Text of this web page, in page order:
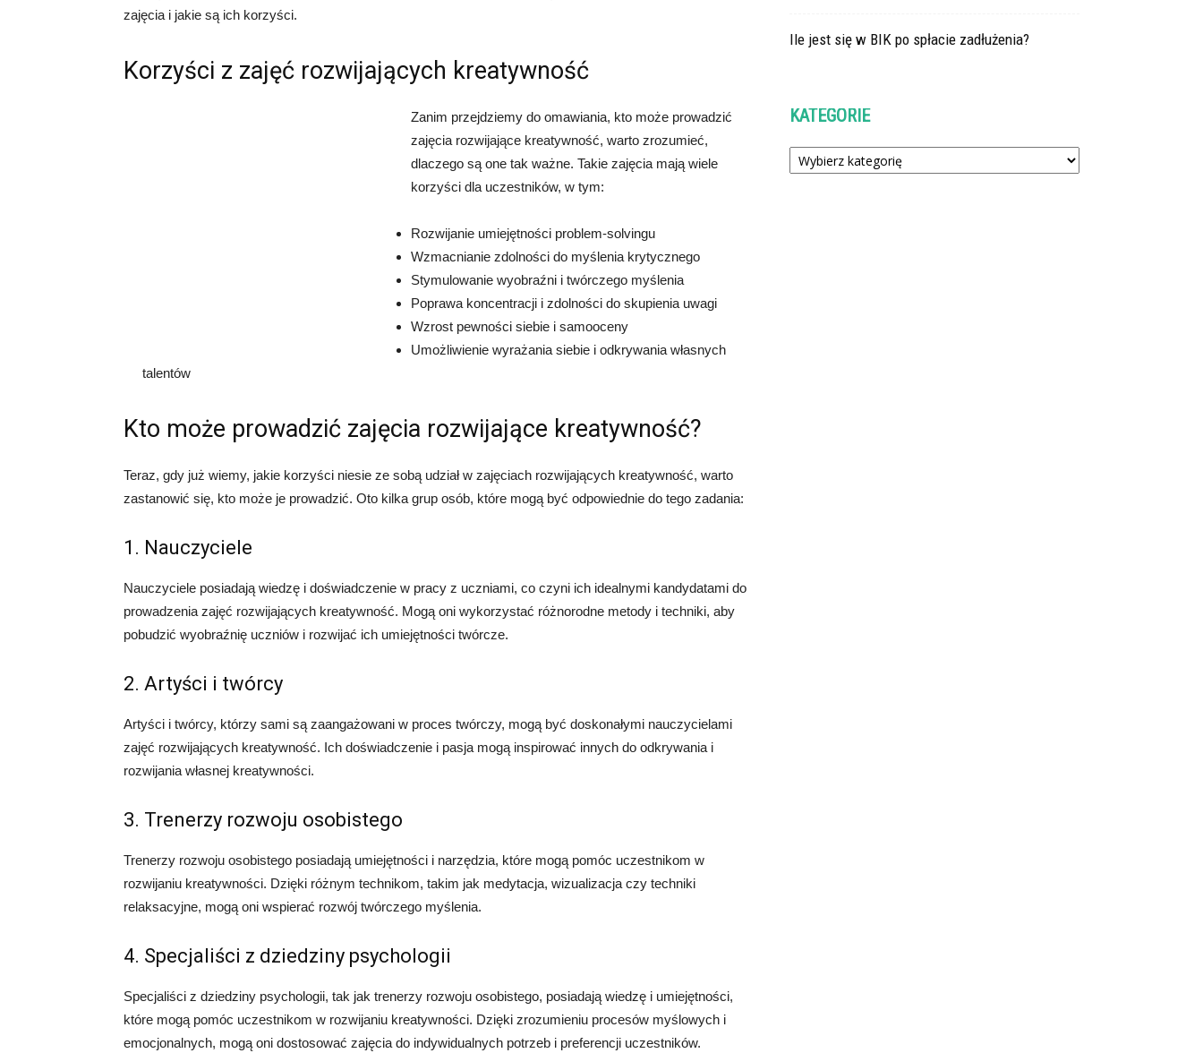
zajęcia i jakie są ich korzyści.
Korzyści z zajęć rozwijających kreatywność
Zanim przejdziemy do omawiania, kto może prowadzić
zajęcia rozwijające kreatywność, warto zrozumieć,
dlaczego są one tak ważne. Takie zajęcia mają wiele
korzyści dla uczestników, w tym:
Rozwijanie umiejętności problem-solvingu
Wzmacnianie zdolności do myślenia krytycznego
Stymulowanie wyobraźni i twórczego myślenia
Poprawa koncentracji i zdolności do skupienia uwagi
Wzrost pewności siebie i samooceny
Umożliwienie wyrażania siebie i odkrywania własnych
talentów
Kto może prowadzić zajęcia rozwijające kreatywność?
Teraz, gdy już wiemy, jakie korzyści niesie ze sobą udział w zajęciach rozwijających kreatywność, warto
zastanowić się, kto może je prowadzić. Oto kilka grup osób, które mogą być odpowiednie do tego zadania:
1. Nauczyciele
Nauczyciele posiadają wiedzę i doświadczenie w pracy z uczniami, co czyni ich idealnymi kandydatami do
prowadzenia zajęć rozwijających kreatywność. Mogą oni wykorzystać różnorodne metody i techniki, aby
pobudzić wyobraźnię uczniów i rozwijać ich umiejętności twórcze.
2. Artyści i twórcy
Artyści i twórcy, którzy sami są zaangażowani w proces twórczy, mogą być doskonałymi nauczycielami
zajęć rozwijających kreatywność. Ich doświadczenie i pasja mogą inspirować innych do odkrywania i
rozwijania własnej kreatywności.
3. Trenerzy rozwoju osobistego
Trenerzy rozwoju osobistego posiadają umiejętności i narzędzia, które mogą pomóc uczestnikom w
rozwijaniu kreatywności. Dzięki różnym technikom, takim jak medytacja, wizualizacja czy techniki
relaksacyjne, mogą oni wspierać rozwój twórczego myślenia.
4. Specjaliści z dziedziny psychologii
Specjaliści z dziedziny psychologii, tak jak trenerzy rozwoju osobistego, posiadają wiedzę i umiejętności,
które mogą pomóc uczestnikom w rozwijaniu kreatywności. Dzięki zrozumieniu procesów myślowych i
emocjonalnych, mogą oni dostosować zajęcia do indywidualnych potrzeb i preferencji uczestników.
Ile jest się w BIK po spłacie zadłużenia?
KATEGORIE
Kategorie